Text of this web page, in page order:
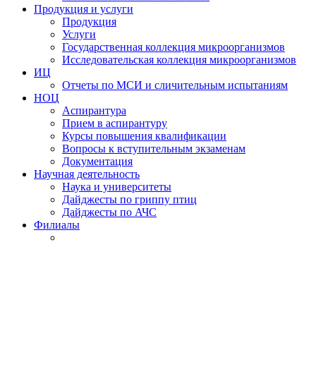
Продукция и услуги
Продукция
Услуги
Государственная коллекция микроорганизмов
Исследовательская коллекция микроорганизмов
ИЦ
Отчеты по МСИ и сличительным испытаниям
НОЦ
Аспирантура
Прием в аспирантуру
Курсы повышения квалификации
Вопросы к вступительным экзаменам
Документация
Научная деятельность
Наука и университеты
Дайджесты по гриппу птиц
Дайджесты по АЧС
Филиалы